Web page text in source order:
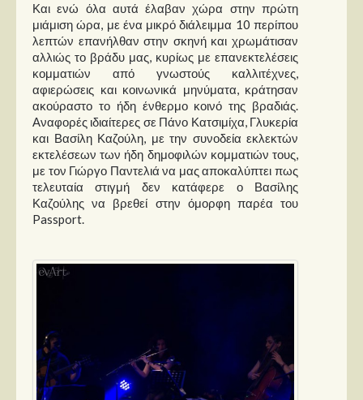
Και ενώ όλα αυτά έλαβαν χώρα στην πρώτη
μιάμιση ώρα, με ένα μικρό διάλειμμα 10 περίπου
λεπτών επανήλθαν στην σκηνή και χρωμάτισαν
αλλιώς το βράδυ μας, κυρίως με επανεκτελέσεις
κομματιών από γνωστούς καλλιτέχνες,
αφιερώσεις και κοινωνικά μηνύματα, κράτησαν
ακούραστο το ήδη ένθερμο κοινό της βραδιάς.
Αναφορές ιδιαίτερες σε Πάνο Κατσιμίχα, Γλυκερία
και Βασίλη Καζούλη, με την συνοδεία εκλεκτών
εκτελέσεων των ήδη δημοφιλών κομματιών τους,
με τον Γιώργο Παντελιά να μας αποκαλύπτει πως
τελευταία στιγμή δεν κατάφερε ο Βασίλης
Καζούλης να βρεθεί στην όμορφη παρέα του
Passport.